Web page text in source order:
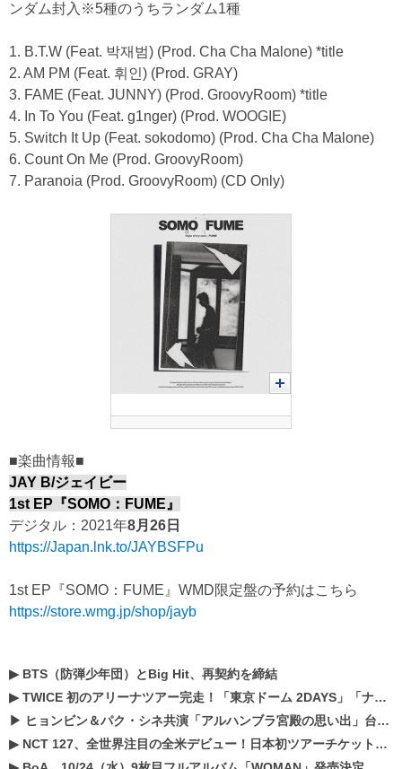
ンダム封入※5種のうちランダム1種
1. B.T.W (Feat. 박재범) (Prod. Cha Cha Malone) *title
2. AM PM (Feat. 휘인) (Prod. GRAY)
3. FAME (Feat. JUNNY) (Prod. GroovyRoom) *title
4. In To You (Feat. g1nger) (Prod. WOOGIE)
5. Switch It Up (Feat. sokodomo) (Prod. Cha Cha Malone)
6. Count On Me (Prod. GroovyRoom)
7. Paranoia (Prod. GroovyRoom) (CD Only)
■楽曲情報■
JAY B/ジェイビー
1st EP『SOMO：FUME』
デジタル：2021年8月26日
https://Japan.lnk.to/JAYBSFPu
1st EP『SOMO：FUME』WMD限定盤の予約はこちら
https://store.wmg.jp/shop/jayb
▶ BTS（防弾少年団）とBig Hit、再契約を締結
▶TWICE 初のアリーナツアー完走！「東京ドーム 2DAYS」「ナゴヤドーム1DAY」「京セラドーム1DAY」2019年ドームツアー開催決定！！
▶ ヒョンビン＆パク・シネ共演「アルハンブラ宮殿の思い出」台本読み現場を公開
▶ NCT 127、全世界注目の全米デビュー！日本初ツアーチケットが早くもプレミア化！？